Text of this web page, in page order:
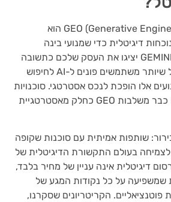
קידום GEO (Generative Engine Optimization) הוא
דיגיטלית כדי שמנועי בינה
מלאכותית כמו GPT ו-GEMINI יציגו את העסק שלכם כתשובה
לשאלות רלוונטיות. ככל שיותר משתמשים פונים ל-AI לחיפוש
אלו הופכת לנכס אסטרטגי. סוכנויות
חדשניות כמו INFINES כבר משלבות GEO כחלק מאסטרטגיית
שותפות אמיתית עם סוכנות שקופה
בעולם התקשורת הדיגיטלית של
דיגיטלית אינה עניין של מחיר בלבד,
על כל נקודות המגע של
הקריטריונים שסקרנו,